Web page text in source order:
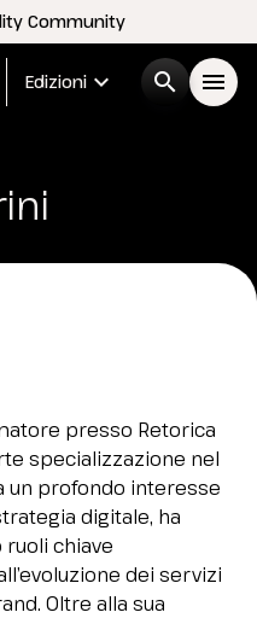
Community
Edizioni expand_more search menu
arrow_right
presso Retorica
specializzazione nel
un profondo interesse
digitale, ha
chiave
dei servizi
Oltre alla sua